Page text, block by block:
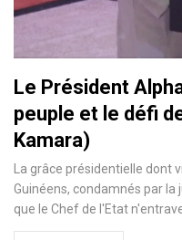
Le Président
peuple et le défi
Kamara)
La grâce présidentielle dont
Guinéens, condamnés par
que le Chef de l'Etat